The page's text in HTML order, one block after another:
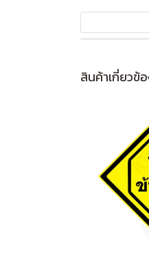
สินค้าเกี่ยวข้